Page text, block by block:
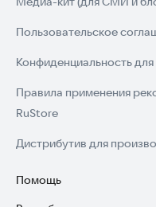
Пользовательское
Конфиденциальность
Правила применения
RuStore
Дистрибутив для
Помощь